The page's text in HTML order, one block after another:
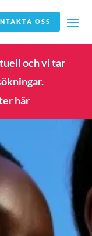
OSS
och vi tar
här